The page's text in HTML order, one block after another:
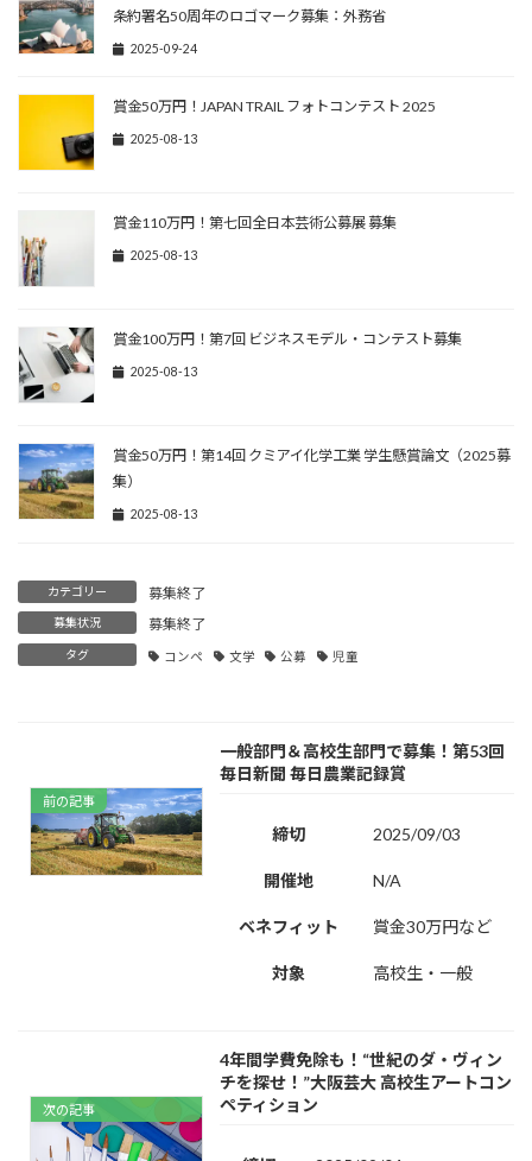
条約署名50周年のロゴマーク募集：外務省
2025-09-24
賞金50万円！JAPAN TRAIL フォトコンテスト 2025
2025-08-13
賞金110万円！第七回全日本芸術公募展 募集
2025-08-13
賞金100万円！第7回 ビジネスモデル・コンテスト募集
2025-08-13
賞金50万円！第14回 クミアイ化学工業 学生懸賞論文（2025募
集）
2025-08-13
カテゴリー 募集終了
募集状況 募集終了
タグ コンペ 文学 公募 児童
前の記事
一般部門＆高校生部門で募集！第53回
毎日新聞 毎日農業記録賞
締切 2025/09/03
開催地 N/A
ベネフィット 賞金30万円など
対象 高校生・一般
次の記事
4年間学費免除も！“世紀のダ・ヴィン
チを探せ！”大阪芸大 高校生アートコン
ペティション